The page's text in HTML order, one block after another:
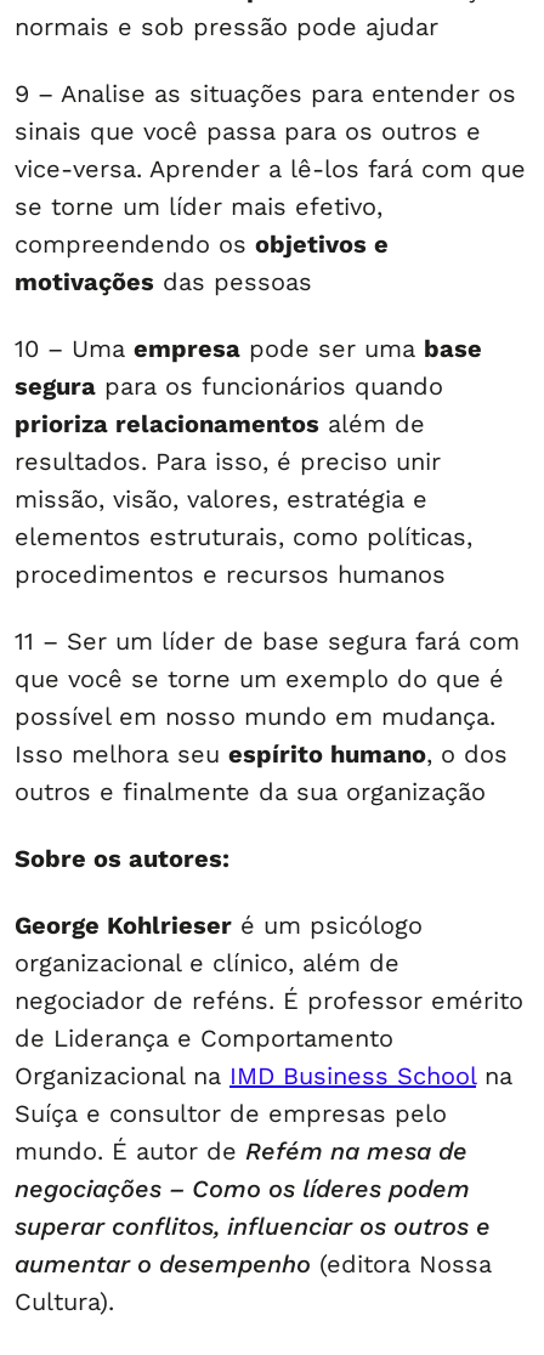
normais e sob pressão pode ajudar
9 – Analise as situações para entender os
sinais que você passa para os outros e
vice-versa. Aprender a lê-los fará com que
se torne um líder mais efetivo,
compreendendo os objetivos e
motivações das pessoas
10 – Uma empresa pode ser uma base
segura para os funcionários quando
prioriza relacionamentos além de
resultados. Para isso, é preciso unir
missão, visão, valores, estratégia e
elementos estruturais, como políticas,
procedimentos e recursos humanos
11 – Ser um líder de base segura fará com
que você se torne um exemplo do que é
possível em nosso mundo em mudança.
Isso melhora seu espírito humano, o dos
outros e finalmente da sua organização
Sobre os autores:
George Kohlrieser é um psicólogo
organizacional e clínico, além de
negociador de reféns. É professor emérito
de Liderança e Comportamento
Organizacional na IMD Business Schoolna
Suíça e consultor de empresas pelo
mundo. É autor de Refém na mesa de
negociações – Como os líderes podem
superar conflitos, influenciar os outros e
aumentar o desempenho (editora Nossa
Cultura).